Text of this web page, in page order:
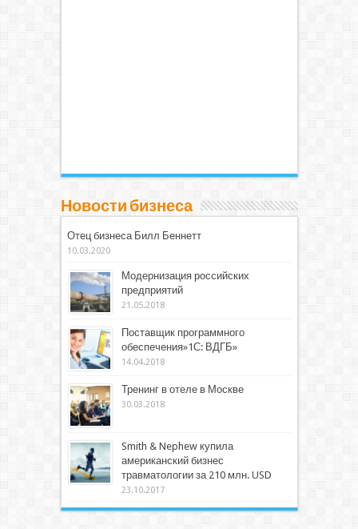
Новости бизнеса
Отец бизнеса Билл Беннетт
10.03.2020
Модернизация российских
предприятий
21.05.2018
Поставщик программного
обеспечения»1С: ВДГБ»
14.04.2018
Тренинг в отеле в Москве
30.03.2018
Smith & Nephew купила
американский бизнес
травматологии за 210 млн. USD
23.10.2017